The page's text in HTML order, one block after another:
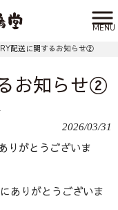
MENU
配送に関するお知らせ②
お知らせ②
2026/03/31
りがとうございま
ありがとうございま